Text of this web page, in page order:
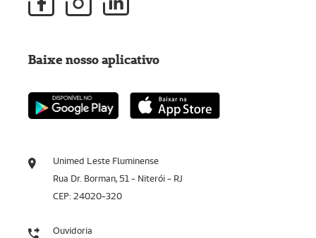
Unimed Leste Fluminense
Rua Dr. Borman, 51 - Niterói - RJ
CEP: 24020-320
Ouvidoria
Baixe nosso aplicativo